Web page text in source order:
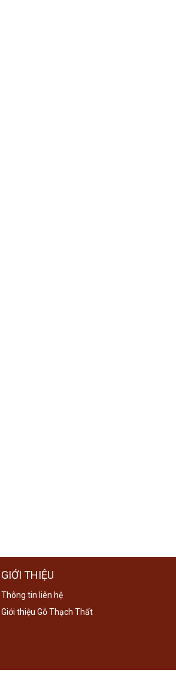
GIỚI THIỆU
Thông tin liên hệ
Giới thiệu Gỗ Thạch Thất